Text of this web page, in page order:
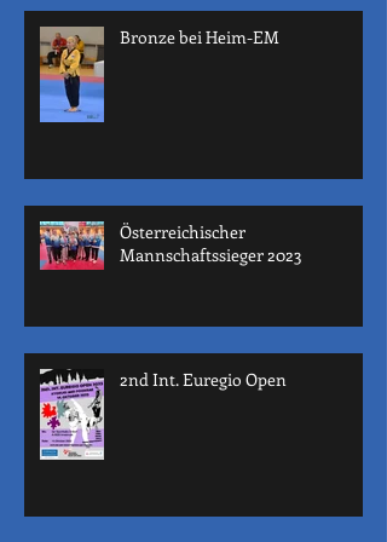
Bronze bei Heim-EM
Österreichischer
Mannschaftssieger 2023
2nd Int. Euregio Open